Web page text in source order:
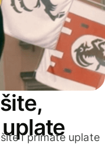
i primate uplate